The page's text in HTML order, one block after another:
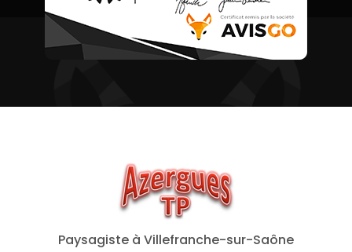
Paysagiste à Villefranche-sur-Saône